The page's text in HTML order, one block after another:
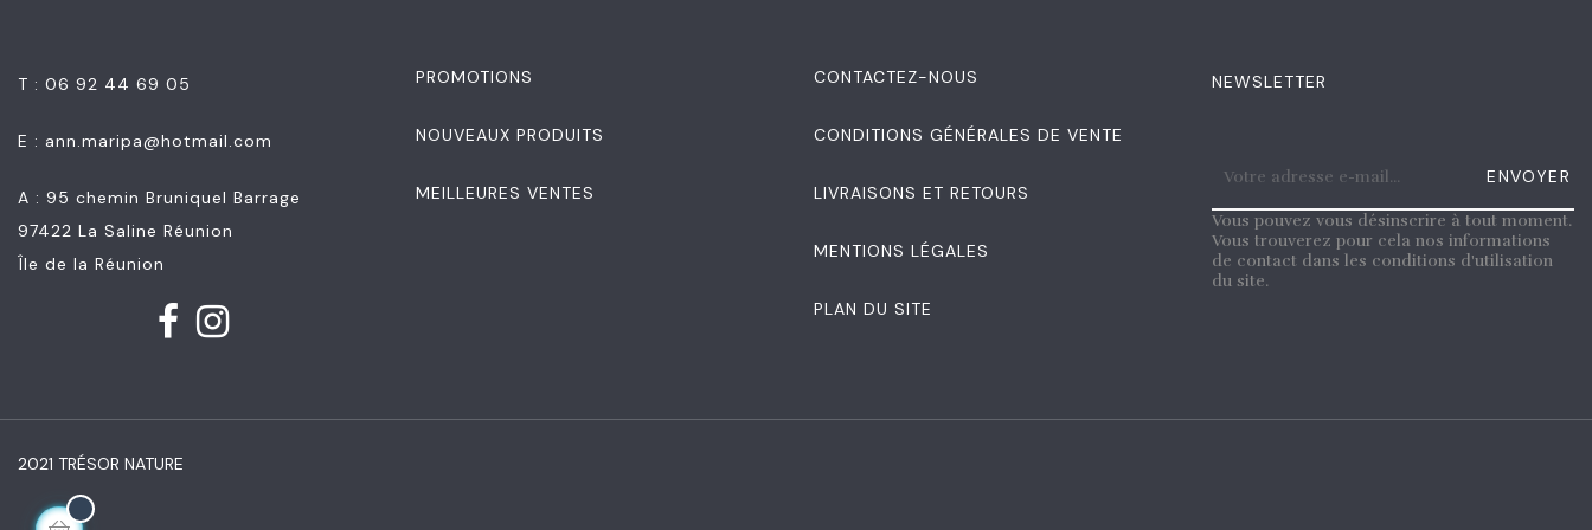
T : 06 92 44 69 05
E : ann.maripa@hotmail.com
A : 95 chemin Bruniquel Barrage
97422 La Saline Réunion
Île de la Réunion
PROMOTIONS
NOUVEAUX PRODUITS
MEILLEURES VENTES
CONTACTEZ-NOUS
CONDITIONS GÉNÉRALES DE VENTE
LIVRAISONS ET RETOURS
MENTIONS LÉGALES
PLAN DU SITE
NEWSLETTER
ENVOYER
Vous pouvez vous désinscrire à tout moment.
Vous trouverez pour cela nos informations
de contact dans les conditions d'utilisation
du site.
2021 TRÉSOR NATURE